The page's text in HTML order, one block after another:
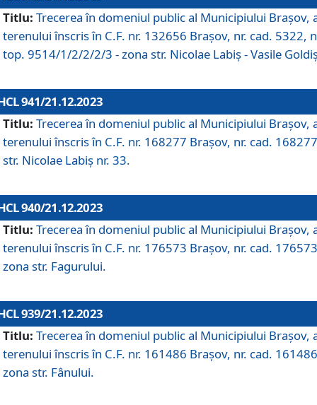
Titlu: Trecerea în domeniul public al Municipiului Braşov,
terenului înscris în C.F. nr. 132656 Brașov, nr. cad. 5322,
top. 9514/1/2/2/2/3 - zona str. Nicolae Labiș - Vasile
941/21.12.2023
Titlu: Trecerea în domeniul public al Municipiului Braşov,
terenului înscris în C.F. nr. 168277 Brașov, nr. cad.
str. Nicolae Labiș nr. 33.
940/21.12.2023
Titlu: Trecerea în domeniul public al Municipiului Braşov,
terenului înscris în C.F. nr. 176573 Brașov, nr. cad.
zona str. Fagurului.
939/21.12.2023
Titlu: Trecerea în domeniul public al Municipiului Braşov,
terenului înscris în C.F. nr. 161486 Brașov, nr. cad.
zona str. Fânului.